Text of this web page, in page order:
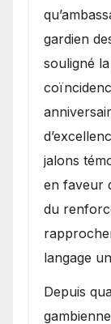
gardien
souligné
jalons
en faveur
du
langage
​Depuis